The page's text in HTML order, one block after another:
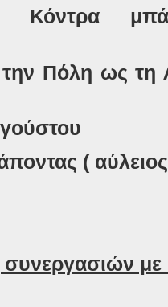
Κόντρα
Πόλη ως τη
(
με